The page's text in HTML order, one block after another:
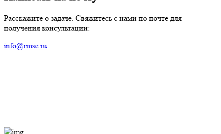
Расскажите о задаче. Свяжитесь с нами по почте для
получения консультации:
info@rmse.ru